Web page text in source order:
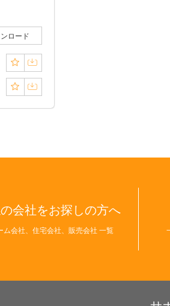
ロード
会社をお探しの方へ
ム会社、住宅会社、販売会社 一覧